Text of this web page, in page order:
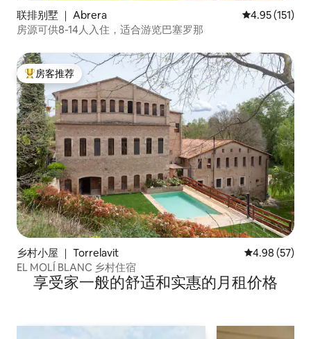
联排别墅 ｜ Abrera 平均评分 4.95
4.95 (151)
房源可供8-14人入住，适合游览巴塞罗那
热门「房客推荐」
房客推荐
乡村小屋 ｜ Torrelavit 平均评分
4.98 (57)
EL MOLÍ BLANC 乡村住宿
享受家一般的舒适和实惠的月租价格